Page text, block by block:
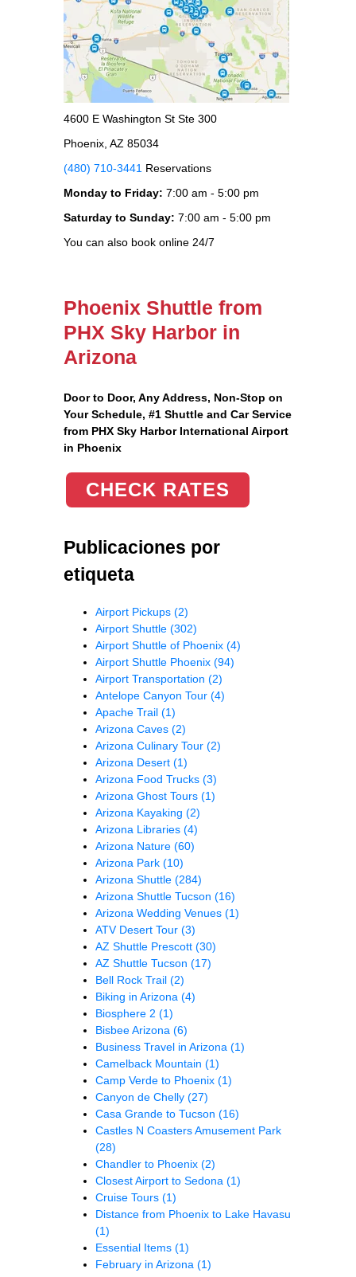
4600 E Washington St Ste 300
Phoenix, AZ 85034
(480) 710-3441 Reservations
Monday to Friday: 7:00 am - 5:00 pm
Saturday to Sunday: 7:00 am - 5:00 pm
You can also book online 24/7
Phoenix Shuttle from
PHX Sky Harbor in
Arizona
Door to Door, Any Address, Non-Stop on
Your Schedule, #1 Shuttle and Car Service
from PHX Sky Harbor International Airport
in Phoenix
CHECK RATES
Publicaciones por
etiqueta
Airport Pickups (2)
Airport Shuttle (302)
Airport Shuttle of Phoenix (4)
Airport Shuttle Phoenix (94)
Airport Transportation (2)
Antelope Canyon Tour (4)
Apache Trail (1)
Arizona Caves (2)
Arizona Culinary Tour (2)
Arizona Desert (1)
Arizona Food Trucks (3)
Arizona Ghost Tours (1)
Arizona Kayaking (2)
Arizona Libraries (4)
Arizona Nature (60)
Arizona Park (10)
Arizona Shuttle (284)
Arizona Shuttle Tucson (16)
Arizona Wedding Venues (1)
ATV Desert Tour (3)
AZ Shuttle Prescott (30)
AZ Shuttle Tucson (17)
Bell Rock Trail (2)
Biking in Arizona (4)
Biosphere 2 (1)
Bisbee Arizona (6)
Business Travel in Arizona (1)
Camelback Mountain (1)
Camp Verde to Phoenix (1)
Canyon de Chelly (27)
Casa Grande to Tucson (16)
Castles N Coasters Amusement Park
(28)
Chandler to Phoenix (2)
Closest Airport to Sedona (1)
Cruise Tours (1)
Distance from Phoenix to Lake Havasu
(1)
Essential Items (1)
February in Arizona (1)